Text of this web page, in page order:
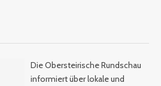
Die Obersteirische Rundschau
informiert über lokale und